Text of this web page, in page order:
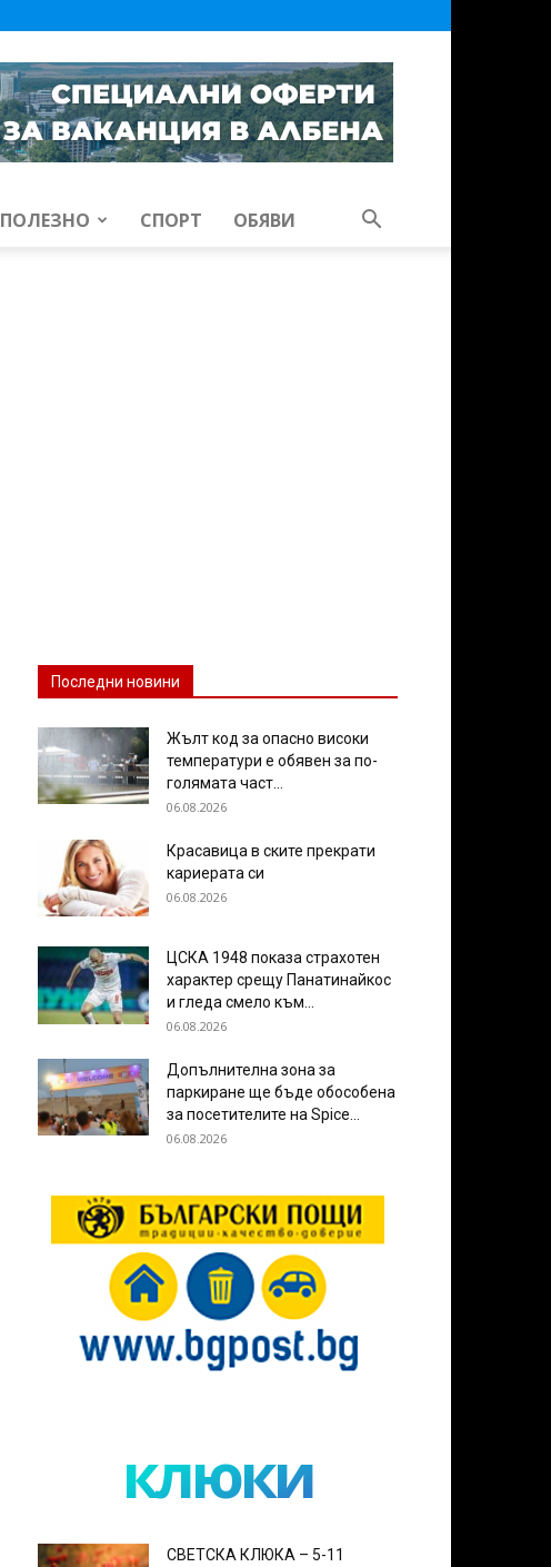
ПОЛЕЗНО СПОРТ ОБЯВИ
Последни новини
Жълт код за опасно високи
температури е обявен за по-
голямата част...
06.08.2026
Красавица в ските прекрати
кариерата си
06.08.2026
ЦСКА 1948 показа страхотен
характер срещу Панатинайкос
и гледа смело към...
06.08.2026
Допълнителна зона за
паркиране ще бъде обособена
за посетителите на Spice...
06.08.2026
клюки
СВЕТСКА КЛЮКА – 5-11